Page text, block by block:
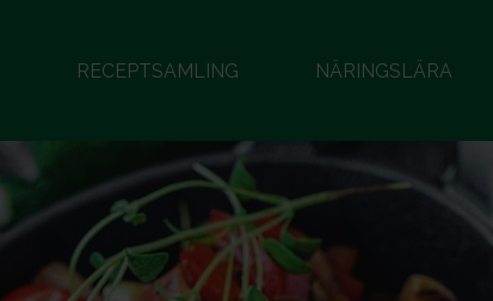
RECEPTSAMLING NÄRINGSLÄRA